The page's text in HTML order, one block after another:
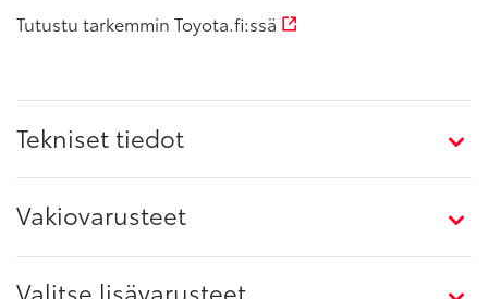
Tutustu tarkemmin Toyota.fi:ssä
Tekniset tiedot
Vakiovarusteet
Valitse lisävarusteet